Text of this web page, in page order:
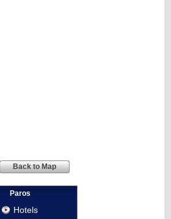
Back to Map
Paros
Hotels